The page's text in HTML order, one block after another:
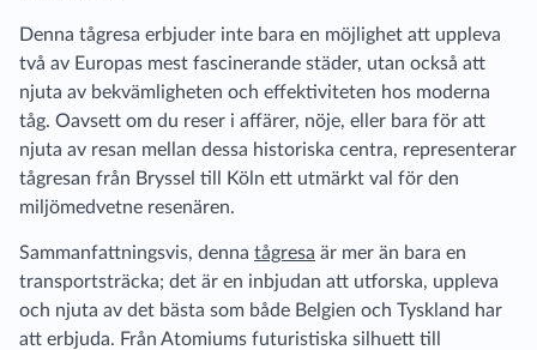
Denna tågresa erbjuder inte bara en möjlighet att uppleva
två av Europas mest fascinerande städer, utan också att
njuta av bekvämligheten och effektiviteten hos moderna
tåg. Oavsett om du reser i affärer, nöje, eller bara för att
njuta av resan mellan dessa historiska centra, representerar
tågresan från Bryssel till Köln ett utmärkt val för den
miljömedvetne resenären.
Sammanfattningsvis, denna tågresa är mer än bara en
transportsträcka; det är en inbjudan att utforska, uppleva
och njuta av det bästa som både Belgien och Tyskland har
att erbjuda. Från Atomiums futuristiska silhuett till